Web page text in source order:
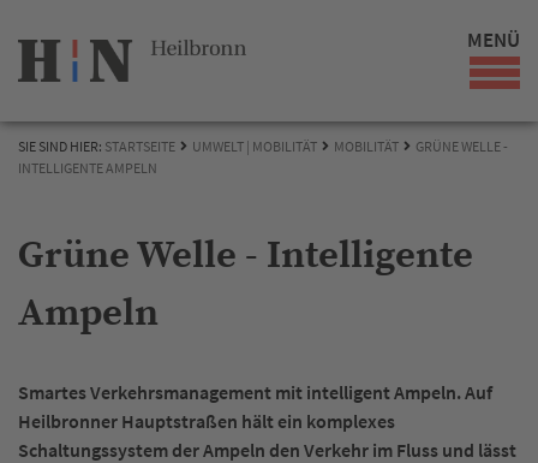
MENÜ
SIE SIND HIER: STARTSEITE UMWELT | MOBILITÄT MOBILITÄT
GRÜNE WELLE -
INTELLIGENTE AMPELN
Grüne Welle - Intelligente
Ampeln
Smartes Verkehrsmanagement mit intelligent Ampeln. Auf
Heilbronner Hauptstraßen hält ein komplexes
Schaltungssystem der Ampeln den Verkehr im Fluss und lässt